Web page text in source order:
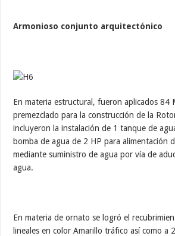
Armonioso conjunto arquitectónico
En materia estructural, fueron aplicados 84
premezclado para la construcción de la
incluyeron la instalación de 1 tanque de
bomba de agua de 2 HP para alimentación
mediante suministro de agua por vía de
agua.
En materia de ornato se logró el
lineales en color Amarillo tráfico así como a